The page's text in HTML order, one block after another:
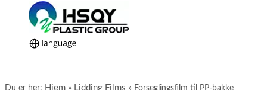
Du er her: Hjem » Lidding Films » Forseglingsfilm til PP-bakke